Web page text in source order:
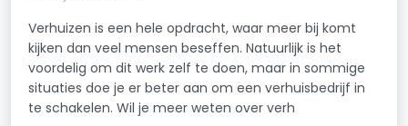
Verhuizen is een hele opdracht, waar meer bij komt
kijken dan veel mensen beseffen. Natuurlijk is het
voordelig om dit werk zelf te doen, maar in sommige
situaties doe je er beter aan om een verhuisbedrijf in
te schakelen. Wil je meer weten over verh